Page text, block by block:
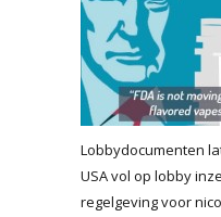
Lobbydocumenten
USA vol op lobby
regelgeving voor